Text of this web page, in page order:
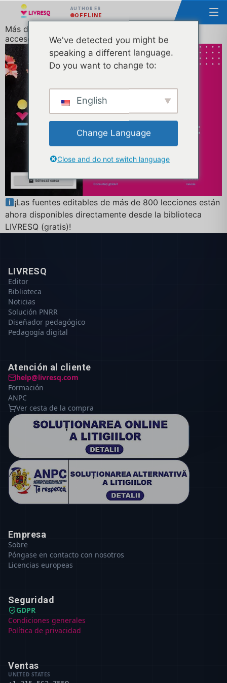
AUTHOR ES
OFFLINE
Más de 800 recursos educativos abiertos de libre
acceso
¡Las fuentes editables de más de 800 lecciones están
ahora disponibles directamente desde la biblioteca
LIVRESQ (gratis)!
LIVRESQ
Editor
Biblioteca
Noticias
Solución PNRR
Diseñador pedagógico
Pedagogía digital
Atención al cliente
help@livresq.com
Formación
ANPC
Ver cesta de la compra
Empresa
Sobre
Póngase en contacto con nosotros
Licencias europeas
Seguridad
GDPR
Condiciones generales
Política de privacidad
Ventas
UNITED STATES
We've detected you might be
speaking a different language.
Do you want to change to:
English
Change Language
Close and do not switch language